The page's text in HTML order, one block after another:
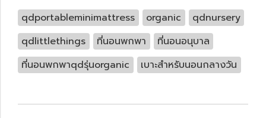
qdportableminimattress organic
qdnursery
qdlittlethings
ที่นอนพกพา
ที่นอนอนุบาล
ที่นอนพกพาqdรุ่นorganic
เบาะสำหรับนอนกลางวัน